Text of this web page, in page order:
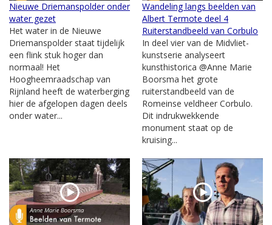
Nieuwe Driemanspolder onder
water gezet
Het water in de Nieuwe
Driemanspolder staat tijdelijk
een flink stuk hoger dan
normaal! Het
Hoogheemraadschap van
Rijnland heeft de waterberging
hier de afgelopen dagen deels
onder water...
Wandeling langs beelden van
Albert Termote deel 4
Ruiterstandbeeld van Corbulo
In deel vier van de Midvliet-
kunstserie analyseert
kunsthistorica @Anne Marie
Boorsma het grote
ruiterstandbeeld van de
Romeinse veldheer Corbulo.
Dit indrukwekkende
monument staat op de
kruising...